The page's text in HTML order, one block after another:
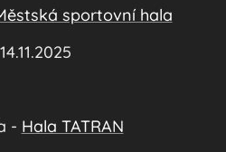
sportovní hala
14.11.2025
- Hala TATRAN